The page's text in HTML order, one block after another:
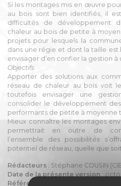
Si les montages mis en œuvre
au bois sont bien identifiés, il
difficultés de développement
chaleur au bois de petite à
projets pour lesquels la
dans une régie et dont la taille
envisager d’en confier la gestion
Objectifs
Apporter des solutions aux
réseau de chaleur au bois voit
toutefois envisager une
consolider le développement
performants de petite à moyenne
Mieux connaître les montages
permettrait en outre de
l’ensemble des possibilités
potentiel de réseau, quelle que
Rédacteurs : Stéphane COUSIN
Date de la présente version:
Référence